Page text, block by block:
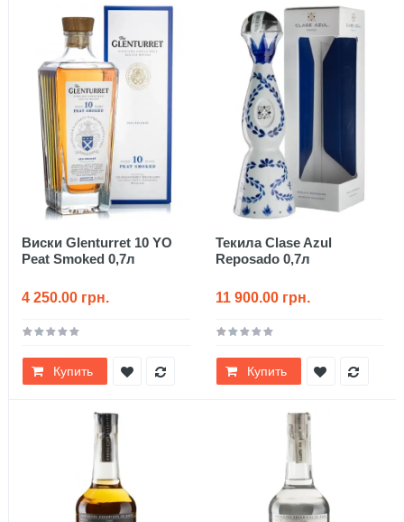
Виски Glenturret 10 YO
Peat Smoked 0,7л
4 250.00 грн.
Купить
Текила Clase Azul
Reposado 0,7л
11 900.00 грн.
Купить